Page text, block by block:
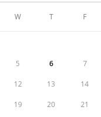
W T F
5 6 7
12 13 14
19 20 21